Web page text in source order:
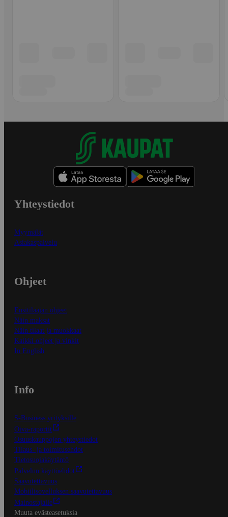
Yhteystiedot
Myymälät
Asiakaspalvelu
Ohjeet
Ensitilaajan ohjeet
Näin maksat
Näin tilaat ja muokkaat
Kaikki ohjeet ja vinkit
In English
Info
S-Business yrityksille
Oiva-raportit
Osuuskauppojen yhteystiedot
Tilaus- ja toimitusehdot
Tietosuojakäytäntö
Palvelun käyttöehdot
Saavutettavuus
Mobiilisovelluksen saavutettavuus
Mainostajalle
Muuta evästeasetuksia